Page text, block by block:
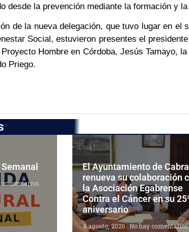
desde la prevención mediante la formación y
de la nueva delegación, que tuvo lugar en el
Social, estuvieron presentes el
Hombre en Córdoba, Jesús Tamayo,
Priego.
comentarios
El Ayuntamiento de Cabra
renueva su colaboración
la Asociación Egabrense
Contra el Cáncer en su
aniversario
4 agosto, 2026 No hay comentarios